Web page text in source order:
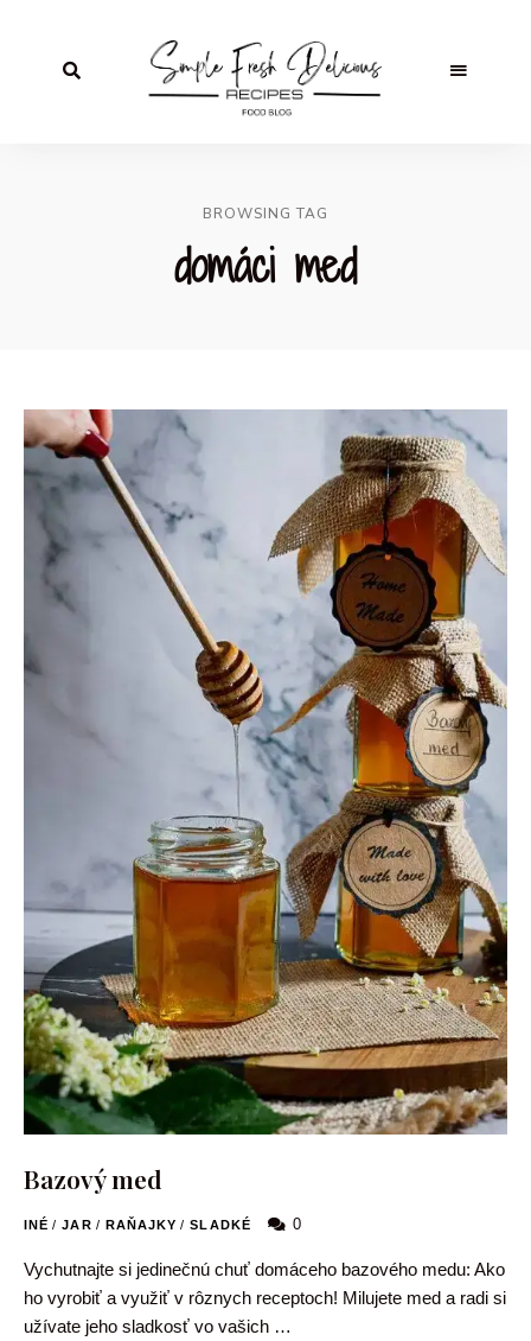
BROWSING TAG
domáci med
Bazový med
INÉ / JAR / RAŇAJKY / SLADKÉ 0
Vychutnajte si jedinečnú chuť domáceho bazového medu: Ako
ho vyrobiť a využiť v rôznych receptoch! Milujete med a radi si
užívate jeho sladkosť vo vašich …